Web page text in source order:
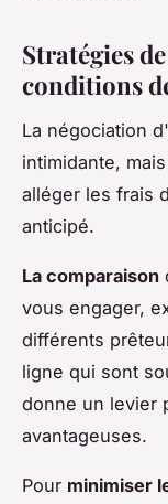
Stratégies
conditions
La négociation
intimidante,
alléger les frais
anticipé.
La comparaison
vous engager,
différents
ligne qui sont
donne un levier
avantageuses.
Pour minimiser